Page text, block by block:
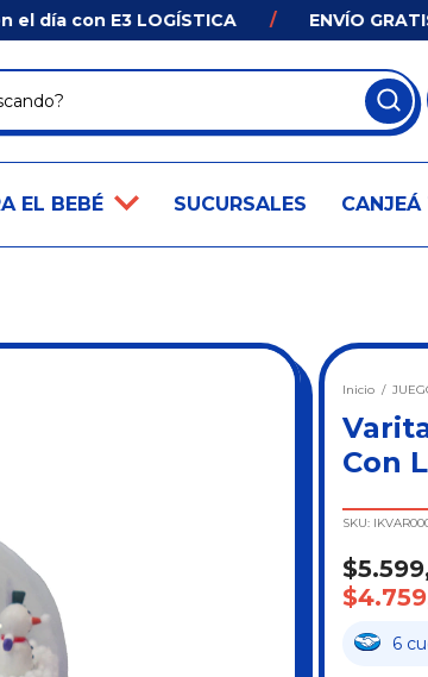
con E3 LOGÍSTICA / ENVÍO GRATIS
EL BEBÉ SUCURSALES CANJEÁ
Inicio /
Con
SKU:
6